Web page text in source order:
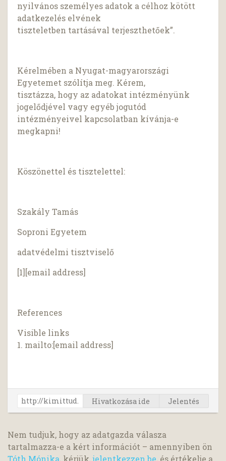
nyilvános személyes adatok a célhoz kötött
adatkezelés elvének
tiszteletben tartásával terjeszthetőek”.
Kérelmében a Nyugat-magyarországi
Egyetemet szólítja meg. Kérem,
tisztázza, hogy az adatokat intézményünk
jogelődjével vagy egyéb jogutód
intézményeivel kapcsolatban kívánja-e
megkapni!
Köszönettel és tisztelettel:
Szakály Tamás
Soproni Egyetem
adatvédelmi tisztviselő
[1][email address]
References
Visible links
1. mailto:[email address]
Hivatkozása ide Jelentés
Nem tudjuk, hogy az adatgazda válasza
tartalmazza-e a kért információt – amennyiben ön
Tóth Mónika, kérjük,jelentkezzen be, és értékelje a